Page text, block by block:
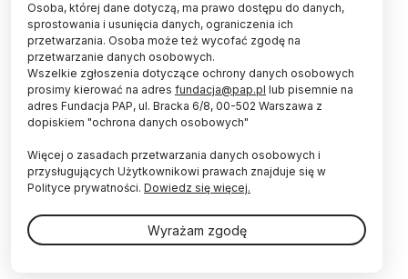
Politechnika Warszawska i koncern GE Hitachi
Nuclear Energy (GEH) podpisały 4 października
porozumienie ws. współpracy w kształceniu
inżynierów na potrzeby polskiego programu
jądrowego.
współpracę w zakresie kształcenia kadry
inżynierskiej, która weźmie udział w rozwoju
energetyki jądrowej. Porozumienie odzwierciedla
strategię GE Hitachi, która zakłada wykorzystanie
lokalnych zasobów w budowie infrastruktury dla
Osoba, której dane dotyczą, ma prawo dostępu do danych,
sprostowania i usunięcia danych, ograniczenia ich
przetwarzania. Osoba może też wycofać zgodę na
przetwarzanie danych osobowych.
Wszelkie zgłoszenia dotyczące ochrony danych osobowych
prosimy kierować na adres fundacja@pap.pl lub pisemnie na
adres Fundacja PAP, ul. Bracka 6/8, 00-502 Warszawa z
dopiskiem "ochrona danych osobowych"
Więcej o zasadach przetwarzania danych osobowych i
przysługujących Użytkownikowi prawach znajduje się w
Polityce prywatności. Dowiedz się więcej.
Wyrażam zgodę